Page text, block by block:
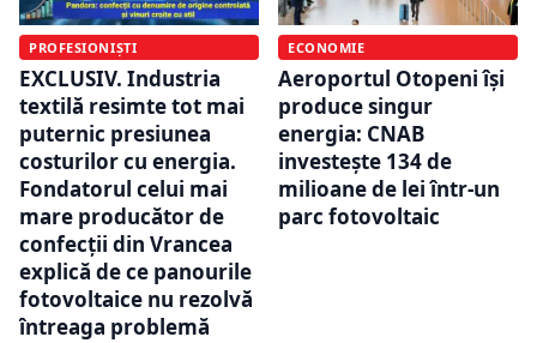
PROFESIONIȘTI
EXCLUSIV. Industria
textilă resimte tot mai
puternic presiunea
costurilor cu energia.
Fondatorul celui mai
mare producător de
confecții din Vrancea
explică de ce panourile
fotovoltaice nu rezolvă
întreaga problemă
ECONOMIE
Aeroportul Otopeni își
produce singur
energia: CNAB
investește 134 de
milioane de lei într-un
parc fotovoltaic